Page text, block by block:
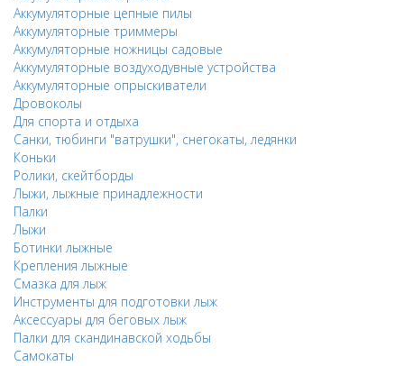
Аккумуляторные цепные пилы
Аккумуляторные триммеры
Аккумуляторные ножницы садовые
Аккумуляторные воздуходувные устройства
Аккумуляторные опрыскиватели
Дровоколы
Для спорта и отдыха
Санки, тюбинги "ватрушки", снегокаты, ледянки
Коньки
Ролики, скейтборды
Лыжи, лыжные принадлежности
Палки
Лыжи
Ботинки лыжные
Крепления лыжные
Смазка для лыж
Инструменты для подготовки лыж
Аксессуары для беговых лыж
Палки для скандинавской ходьбы
Самокаты